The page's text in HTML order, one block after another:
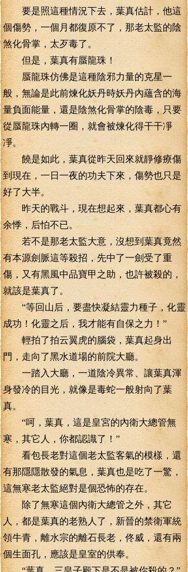
要是照這種情況下去，葉真估計，他這
個傷勢，一個月都復原不了，那老太監的陰
煞化骨掌，太歹毒了。
但是，葉真有蜃龍珠！
蜃龍珠仿佛是這種陰邪力量的克星一
般，無論是此前煉化妖丹時妖丹內蘊含的海
量負面能量，還是陰煞化骨掌的陰毒，只要
從蜃龍珠內轉一圈，就會被煉化得干干凈
凈。
饒是如此，葉真從昨天回來就靜修療傷
到現在，一日一夜的功夫下來，傷勢也只是
好了大半。
昨天的戰斗，現在想起來，葉真都心有
余悸，后怕不已。
若不是那老太監大意，沒想到葉真竟然
有本源劍脈這等殺招，先中了一劍受了重
傷，又有黑風中品寶甲之助，也許被殺的，
就該是葉真了。
“等回山后，要盡快凝結靈力種子，化靈
成功！化靈之后，我才能有自保之力！”
輕拍了拍云翼虎的腦袋，葉真起身出
門，走向了黑水道場的前院大廳。
一踏入大廳，一道陰冷異常、讓葉真渾
身發冷的目光，就像是毒蛇一般射向了葉
真。
“呵，葉真，這是皇宮的內衛大總管無
寒，其它人，你都認識了！”
看包長老對這個老太監客氣的模樣，還
有那隱隱散發的氣息，葉真也是吃了一驚，
這無寒老太監絕對是個恐怖的存在。
除了無寒這個內衛大總管之外，其它
人，都是葉真的老熟人了，新晉的禁衛軍統
領牛青，離水宗的離石長老，佟威，還有兩
個生面孔，應該是皇室的供奉。